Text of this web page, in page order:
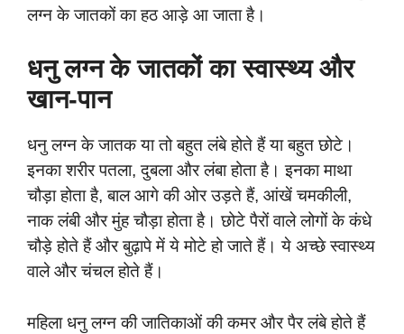
लग्न के जातकों का हठ आड़े आ जाता है।
धनु लग्न के जातकों का स्वास्थ्य और
खान-पान
धनु लग्न के जातक या तो बहुत लंबे होते हैं या बहुत छोटे।
इनका शरीर पतला, दुबला और लंबा होता है। इनका माथा
चौड़ा होता है, बाल आगे की ओर उड़ते हैं, आंखें चमकीली,
नाक लंबी और मुंह चौड़ा होता है। छोटे पैरों वाले लोगों के कंधे
चौड़े होते हैं और बुढ़ापे में ये मोटे हो जाते हैं। ये अच्छे स्वास्थ्य
वाले और चंचल होते हैं।
महिला धनु लग्न की जातिकाओं की कमर और पैर लंबे होते हैं